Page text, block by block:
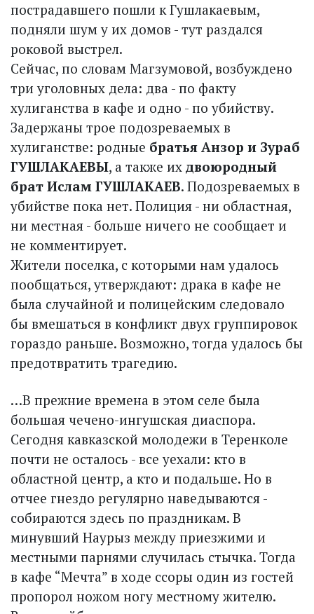
пострадавшего пошли к Гушлакаевым,
подняли шум у их домов - тут раздался
роковой выстрел.
Сейчас, по словам Магзумовой, возбуждено
три уголовных дела: два - по факту
хулиганства в кафе и одно - по убийству.
Задержаны трое подозреваемых в
хулиганстве: родные братья Анзор и Зураб
ГУШЛАКАЕВЫ, а также их двоюродный
брат Ислам ГУШЛАКАЕВ. Подозреваемых в
убийстве пока нет. Полиция - ни областная,
ни местная - больше ничего не сообщает и
не комментирует.
Жители поселка, с которыми нам удалось
пообщаться, утверждают: драка в кафе не
была случайной и полицейским следовало
бы вмешаться в конфликт двух группировок
гораздо раньше. Возможно, тогда удалось бы
предотвратить трагедию.
…В прежние времена в этом селе была
большая чечено-ингушская диаспора.
Сегодня кавказской молодежи в Теренколе
почти не осталось - все уехали: кто в
областной центр, а кто и подальше. Но в
отчее гнездо регулярно наведываются -
собираются здесь по праздникам. В
минувший Наурыз между приезжими и
местными парнями случилась стычка. Тогда
в кафе “Мечта” в ходе ссоры один из гостей
пропорол ножом ногу местному жителю.